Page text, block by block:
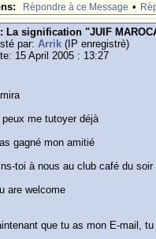
Rèpondre à ce Message •
La signification "JUIF
par:Arrik (IP enregistrè)
15 April 2005 : 13:27
peux me tutoyer déjà
gagné mon amitié
toi à nous au club café du
are welcome
que tu as mon E-mail,